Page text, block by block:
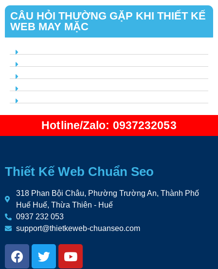
CÂU HỎI THƯỜNG GẶP KHI THIẾT KẾ
WEB MAY MẶC
Hotline/Zalo: 0937232053
Thiết Kế Web Chuẩn Seo
318 Phan Bội Châu, Phường Trường An, Thành Phố
Huế Huế, Thừa Thiên - Huế
0937 232 053
support@thietkeweb-chuanseo.com